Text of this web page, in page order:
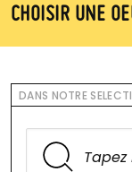
CHOISIR UNE
DANS NOTRE